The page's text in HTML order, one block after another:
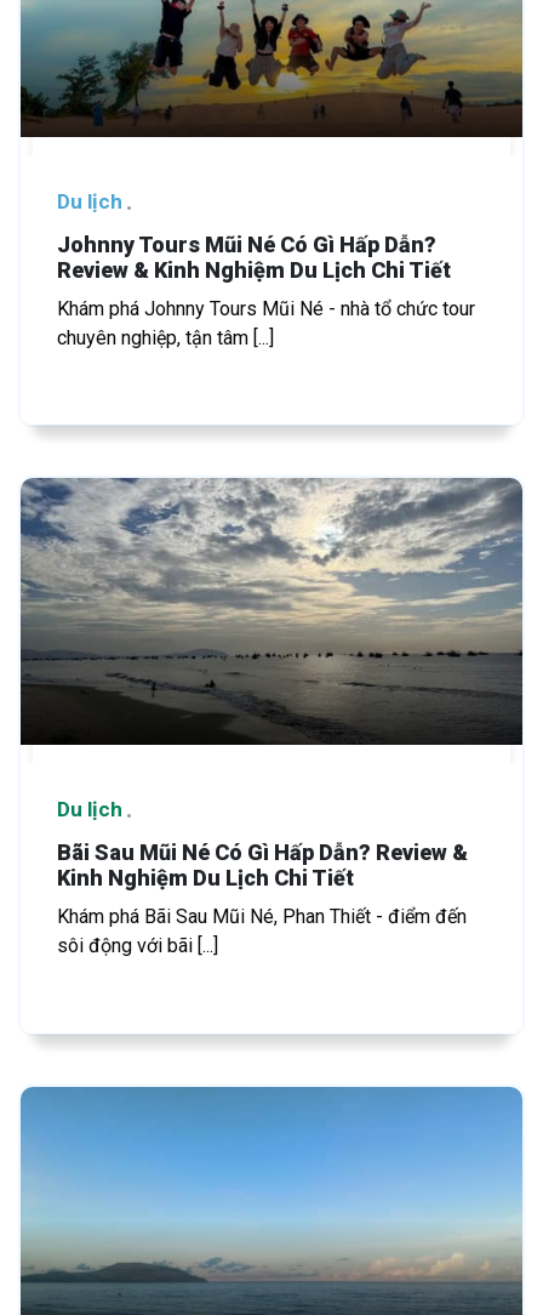
Du lịch
Johnny Tours Mũi Né Có Gì Hấp Dẫn?
Review & Kinh Nghiệm Du Lịch Chi Tiết
Khám phá Johnny Tours Mũi Né - nhà tổ chức tour
chuyên nghiệp, tận tâm [...]
Du lịch
Bãi Sau Mũi Né Có Gì Hấp Dẫn? Review &
Kinh Nghiệm Du Lịch Chi Tiết
Khám phá Bãi Sau Mũi Né, Phan Thiết - điểm đến
sôi động với bãi [...]